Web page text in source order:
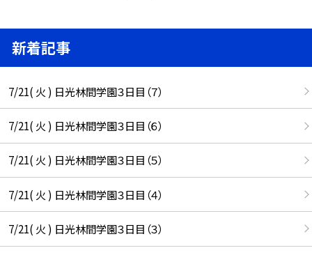
新着記事
7/21( 火 ) 日光林間学園３日目（７）
7/21( 火 ) 日光林間学園３日目（６）
7/21( 火 ) 日光林間学園３日目（５）
7/21( 火 ) 日光林間学園３日目（４）
7/21( 火 ) 日光林間学園３日目（３）